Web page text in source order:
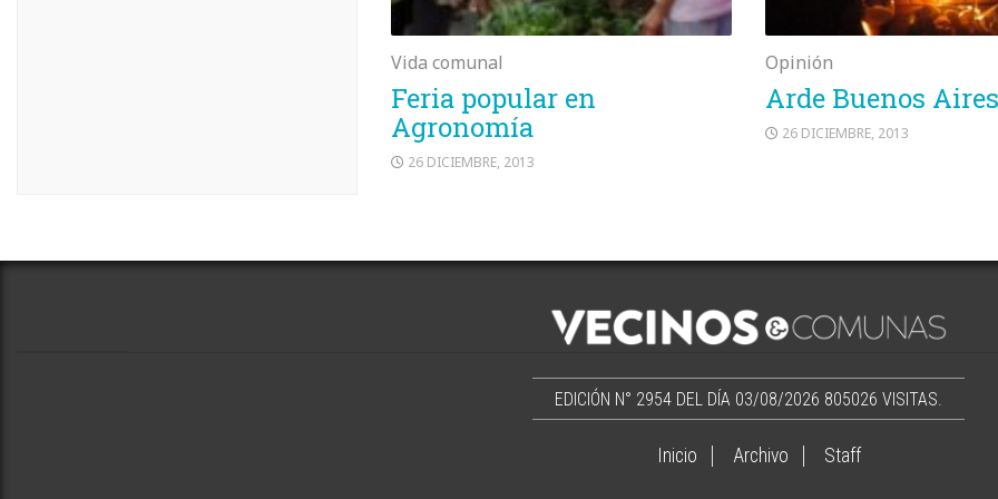
Vida comunal
Feria popular en
Agronomía
26 DICIEMBRE, 2013
Opinión
Arde Buenos Aires
26 DICIEMBRE, 2013
EDICIÓN N° 2954 DEL DÍA 03/08/2026 805026 VISITAS.
Inicio Archivo Staff